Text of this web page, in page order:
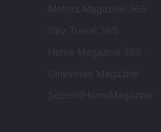
Motors Magazine 365
Day Travel 365
Home Magazine 365
Cineverse Magazine
SecondHomeMagazine